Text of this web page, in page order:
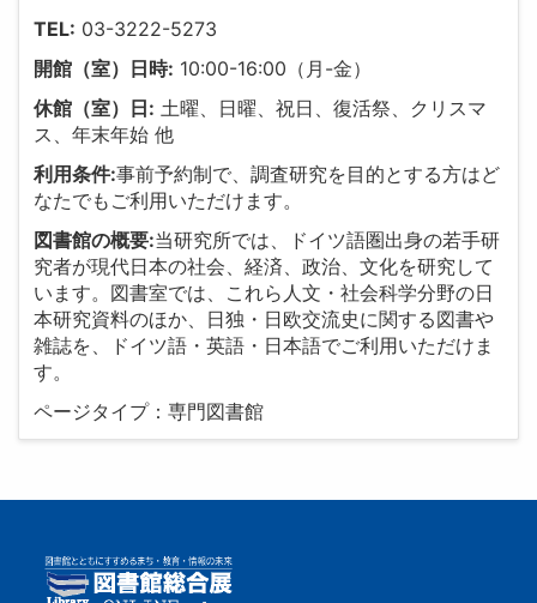
TEL: 03-3222-5273
開館（室）日時: 10:00-16:00（月-金）
休館（室）日: 土曜、日曜、祝日、復活祭、クリスマ
ス、年末年始 他
利用条件:事前予約制で、調査研究を目的とする方はど
なたでもご利用いただけます。
図書館の概要:当研究所では、ドイツ語圏出身の若手研
究者が現代日本の社会、経済、政治、文化を研究して
います。図書室では、これら人文・社会科学分野の日
本研究資料のほか、日独・日欧交流史に関する図書や
雑誌を、ドイツ語・英語・日本語でご利用いただけま
す。
ページタイプ：専門図書館